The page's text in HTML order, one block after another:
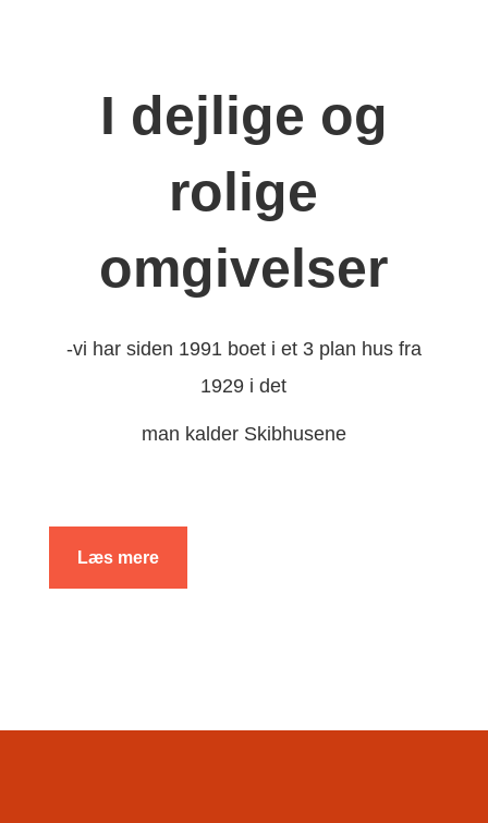
I dejlige og
rolige
omgivelser
-vi har siden 1991 boet i et 3 plan hus fra
1929 i det
man kalder Skibhusene
Læs mere